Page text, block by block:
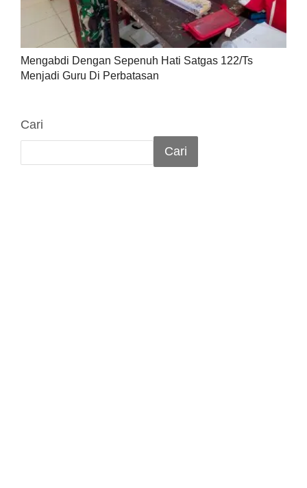
Mengabdi Dengan Sepenuh Hati Satgas 122/Ts
Menjadi Guru Di Perbatasan
Cari
Cari